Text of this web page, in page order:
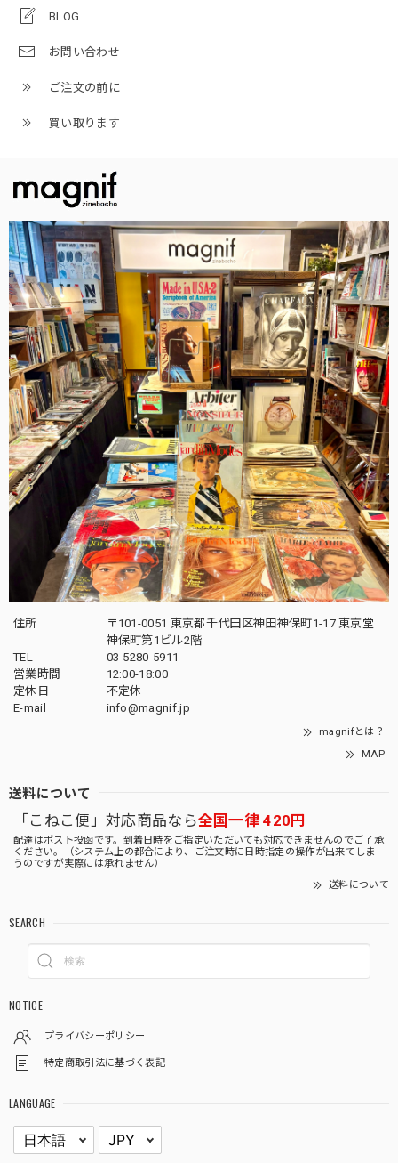
BLOG
お問い合わせ
ご注文の前に
買い取ります
住所
〒101-0051 東京都千代田区神田神保町1-17 東京堂
神保町第1ビル2階
TEL
03-5280-5911
営業時間
12:00-18:00
定休日
不定休
E-mail
info@magnif.jp
magnifとは？
MAP
送料について
「こねこ便」対応商品なら全国一律 420円
配達はポスト投函です。到着日時をご指定いただいても対応できませんのでご了承
ください。（システム上の都合により、ご注文時に日時指定の操作が出来てしま
うのですが実際には承れません）
送料について
SEARCH
NOTICE
プライバシーポリシー
特定商取引法に基づく表記
LANGUAGE